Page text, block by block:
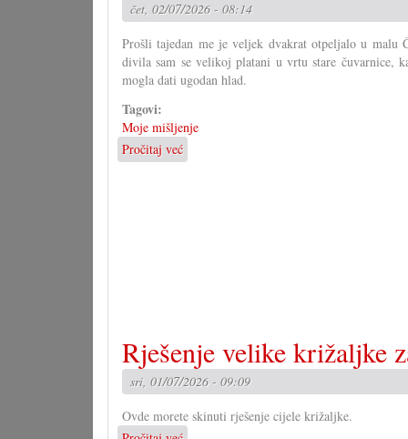
čet, 02/07/2026 - 08:14
Prošli tajedan me je veljek dvakrat otpeljalo u malu
divila sam se velikoj platani u vrtu stare čuvarnice,
mogla dati ugodan hlad.
Tagovi:
Moje mišljenje
Pročitaj već
Fit
Rješenje velike križaljke
sri, 01/07/2026 - 09:09
Ovde morete skinuti rješenje cijele križaljke.